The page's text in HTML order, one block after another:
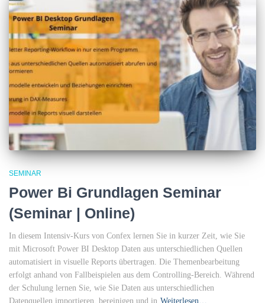
SEMINAR
Power Bi Grundlagen Seminar
(Seminar | Online)
In diesem Intensiv-Kurs von Confex lernen Sie in kurzer Zeit, wie Sie
mit Microsoft Power BI Desktop Daten aus unterschiedlichen Quellen
automatisiert in visuelle Reports übertragen. Die Themenbearbeitung
erfolgt anhand von Fallbeispielen aus dem Controlling-Bereich. Während
der Schulung lernen Sie, wie Sie Daten aus unterschiedlichen
Datenquellen importieren, bereinigen und in Weiterlesen…